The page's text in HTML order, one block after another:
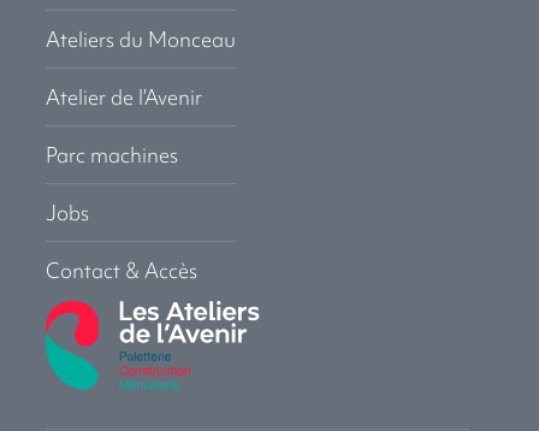
Ateliers du Monceau
Atelier de l’Avenir
Parc machines
Jobs
Contact & Accès